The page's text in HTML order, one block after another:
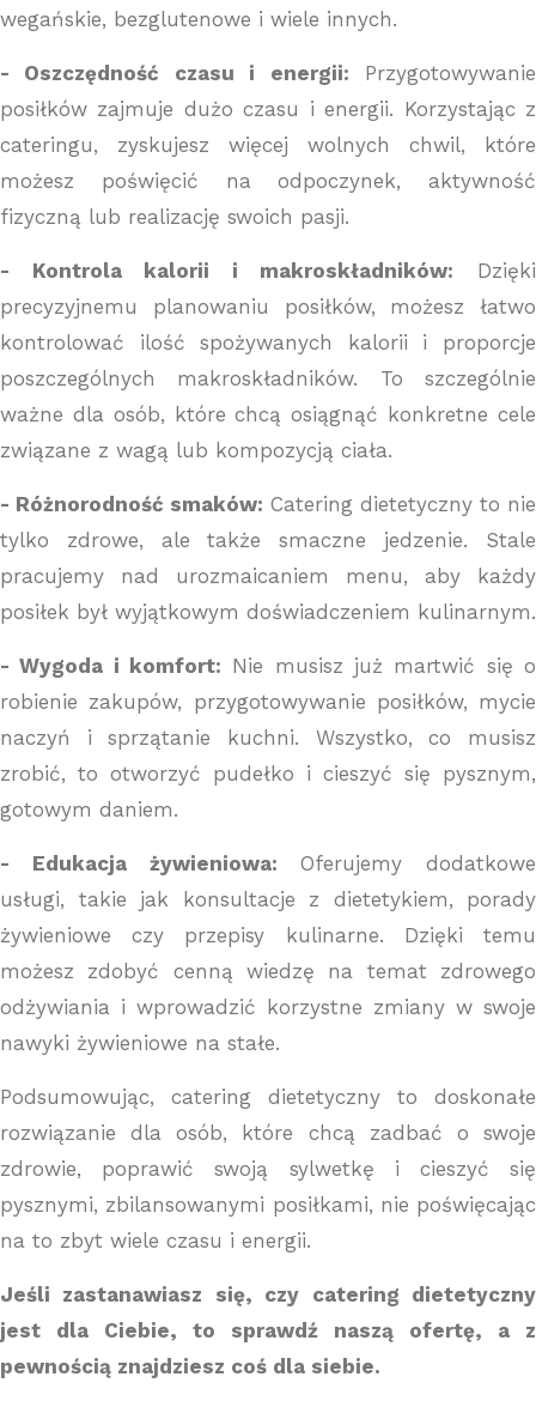
wegańskie, bezglutenowe i wiele innych.
- Oszczędność czasu i energii: Przygotowywanie
posiłków zajmuje dużo czasu i energii. Korzystając z
cateringu, zyskujesz więcej wolnych chwil, które
możesz poświęcić na odpoczynek, aktywność
fizyczną lub realizację swoich pasji.
- Kontrola kalorii i makroskładników: Dzięki
precyzyjnemu planowaniu posiłków, możesz łatwo
kontrolować ilość spożywanych kalorii i proporcje
poszczególnych makroskładników. To szczególnie
ważne dla osób, które chcą osiągnąć konkretne cele
związane z wagą lub kompozycją ciała.
- Różnorodność smaków: Catering dietetyczny to nie
tylko zdrowe, ale także smaczne jedzenie. Stale
pracujemy nad urozmaicaniem menu, aby każdy
posiłek był wyjątkowym doświadczeniem kulinarnym.
- Wygoda i komfort: Nie musisz już martwić się o
robienie zakupów, przygotowywanie posiłków, mycie
naczyń i sprzątanie kuchni. Wszystko, co musisz
zrobić, to otworzyć pudełko i cieszyć się pysznym,
gotowym daniem.
- Edukacja żywieniowa: Oferujemy dodatkowe
usługi, takie jak konsultacje z dietetykiem, porady
żywieniowe czy przepisy kulinarne. Dzięki temu
możesz zdobyć cenną wiedzę na temat zdrowego
odżywiania i wprowadzić korzystne zmiany w swoje
nawyki żywieniowe na stałe.
Podsumowując, catering dietetyczny to doskonałe
rozwiązanie dla osób, które chcą zadbać o swoje
zdrowie, poprawić swoją sylwetkę i cieszyć się
pysznymi, zbilansowanymi posiłkami, nie poświęcając
na to zbyt wiele czasu i energii.
Jeśli zastanawiasz się, czy catering dietetyczny
jest dla Ciebie, to sprawdź naszą ofertę, a z
pewnością znajdziesz coś dla siebie.